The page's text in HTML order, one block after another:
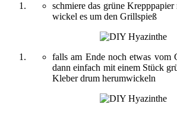
schmiere das grüne
wickel es um den Grillspieß
falls am Ende noch etwas vom
dann einfach mit einem Stück
Kleber drum herumwickeln